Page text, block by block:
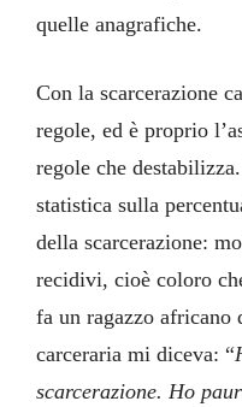
quelle anagrafiche.
Con la scarcerazione
regole, ed è proprio
regole che
statistica sulla
della scarcerazione:
recidivi, cioè coloro
fa un ragazzo africano
carceraria mi diceva: “
scarcerazione. Ho